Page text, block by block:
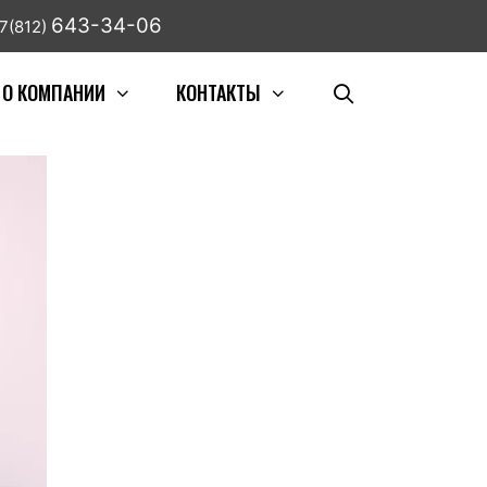
643-34-06
О КОМПАНИИ КОНТАКТЫ